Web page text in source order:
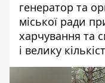
генератор та
міської ради
харчування та
і велику